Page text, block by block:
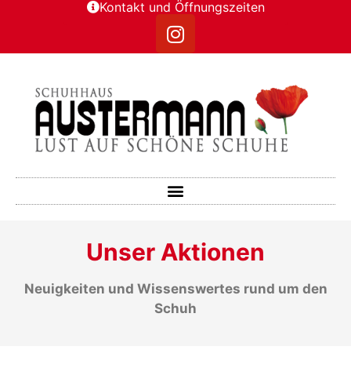
Kontakt und Öffnungszeiten
Unser Aktionen
Neuigkeiten und Wissenswertes rund um den
Schuh